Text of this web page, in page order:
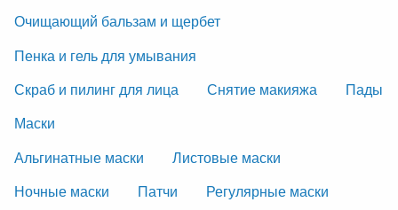
Очищающий бальзам и щербет
Пенка и гель для умывания
Скраб и пилинг для лица
Снятие макияжа
Пады
Маски
Альгинатные маски
Листовые маски
Ночные маски
Патчи
Регулярные маски